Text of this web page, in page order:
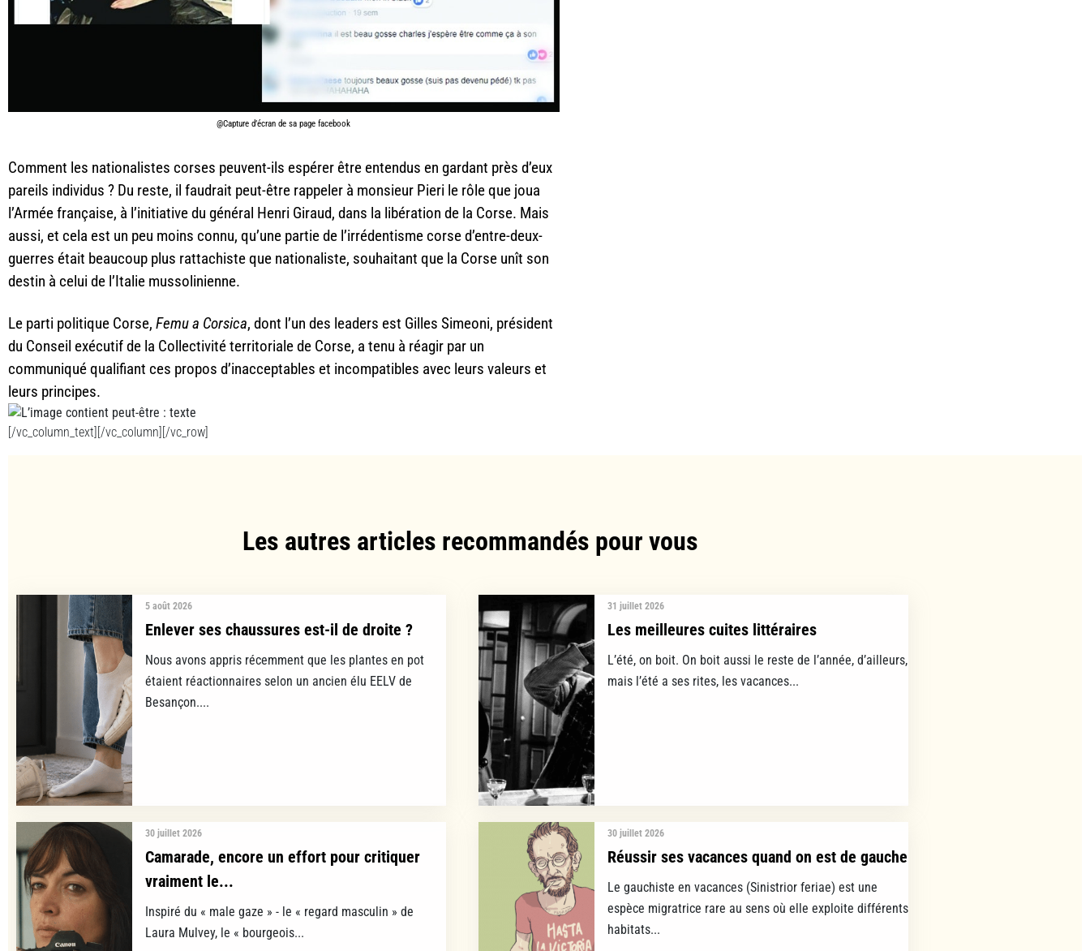
@Capture d’écran de sa page facebook
Comment les nationalistes corses peuvent-ils espérer être entendus en gardant près d’eux
pareils individus ? Du reste, il faudrait peut-être rappeler à monsieur Pieri le rôle que joua
l’Armée française, à l’initiative du général Henri Giraud, dans la libération de la Corse. Mais
aussi, et cela est un peu moins connu, qu’une partie de l’irrédentisme corse d’entre-deux-
guerres était beaucoup plus rattachiste que nationaliste, souhaitant que la Corse unît son
destin à celui de l’Italie mussolinienne.
Le parti politique Corse, Femu a Corsica, dont l’un des leaders est Gilles Simeoni, président
du Conseil exécutif de la Collectivité territoriale de Corse, a tenu à réagir par un
communiqué qualifiant ces propos d’inacceptables et incompatibles avec leurs valeurs et
leurs principes.
[/vc_column_text][/vc_column][/vc_row]
Les autres articles recommandés pour vous​
5 août 2026
Enlever ses chaussures est-il de droite ?
Nous avons appris récemment que les plantes en pot
étaient réactionnaires selon un ancien élu EELV de
Besançon....
31 juillet 2026
Les meilleures cuites littéraires
L’été, on boit. On boit aussi le reste de l’année, d’ailleurs,
mais l’été a ses rites, les vacances...
30 juillet 2026
Camarade, encore un effort pour critiquer
vraiment le...
Inspiré du « male gaze » - le « regard masculin » de
Laura Mulvey, le « bourgeois...
30 juillet 2026
Réussir ses vacances quand on est de gauche
Le gauchiste en vacances (Sinistrior feriae) est une
espèce migratrice rare au sens où elle exploite différents
habitats...